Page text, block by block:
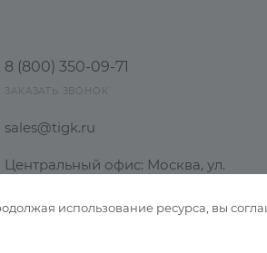
8 (800) 350-09-71
ЗАКАЗАТЬ ЗВОНОК
sales@tigk.ru
Центральный офис: Москва, ул.
использование ресурса, вы